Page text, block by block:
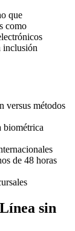
que
como
inclusión
versus métodos
biométrica
de 48 horas
sin